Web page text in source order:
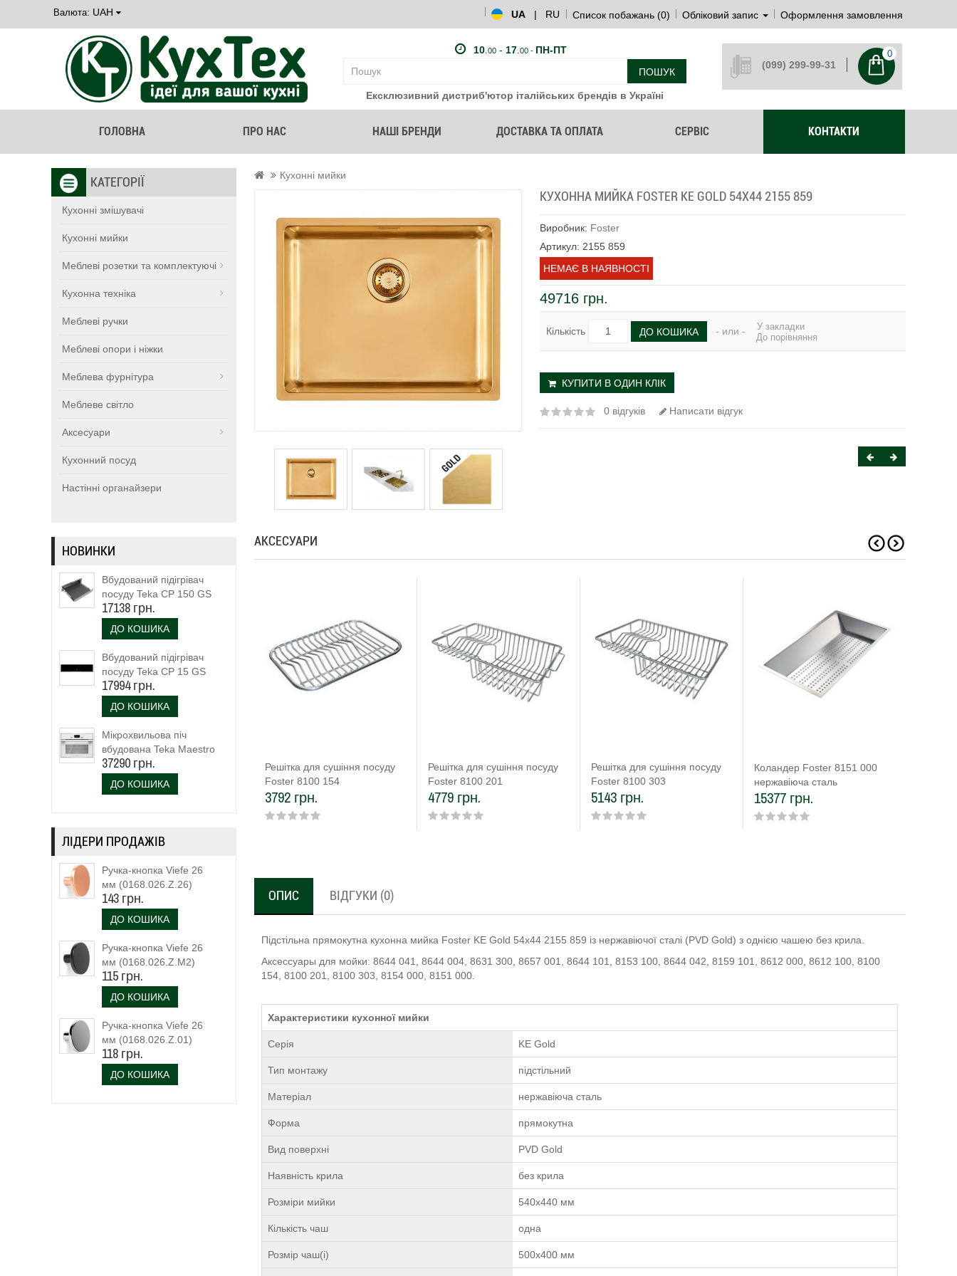
Валюта: UAH UA | RU Список побажань (0) Обліковий запис Оформлення замовлення
10. 00- 17. 00 - ПН-ПТ
ПОШУК
Ексклюзивний дистриб'ютор італійських брендів в Україні
(099) 299-99-31
0
ГОЛОВНА ПРО НАС НАШІ БРЕНДИ ДОСТАВКА ТА ОПЛАТА СЕРВІС КОНТАКТИ
КАТЕГОРІЇ
Кухонні змішувачі
Кухонні мийки
Меблеві розетки та комплектуючі
Кухонна техніка
Меблеві ручки
Меблеві опори і ніжки
Меблева фурнітура
Меблеве світло
Аксесуари
Кухонний посуд
Настінні органайзери
НОВИНКИ
Вбудований підігрівач
посуду Teka CP 150 GS
(111600003)
17138 грн.
ДО КОШИКА
Вбудований підігрівач
посуду Teka CP 15 GS
(40589920)
17994 грн.
ДО КОШИКА
Мікрохвильова піч
вбудована Teka Maestro
MLC 844 (111160023)
біле скло
37290 грн.
ДО КОШИКА
ЛІДЕРИ ПРОДАЖІВ
Ручка-кнопка Viefe 26
мм (0168.026.Z.26)
143 грн.
ДО КОШИКА
Ручка-кнопка Viefe 26
мм (0168.026.Z.M2)
чорний матовий
115 грн.
ДО КОШИКА
Ручка-кнопка Viefe 26
мм (0168.026.Z.01)
118 грн.
ДО КОШИКА
Кухонні мийки
КУХОННА МИЙКА FOSTER KE GOLD 54Х44 2155 859
Виробник: Foster
Артикул: 2155 859
НЕМАЄ В НАЯВНОСТІ
49716 грн.
Кількість ДО КОШИКА - или -
У закладки
До порівняння
КУПИТИ В ОДИН КЛІК
0 відгуків Написати відгук
АКСЕСУАРИ
Решітка для сушіння посуду
Foster 8100 154
3792 грн.
Решітка для сушіння посуду
Foster 8100 201
4779 грн.
Решітка для сушіння посуду
Foster 8100 303
5143 грн.
Коландер Foster 8151 000
нержавіюча сталь
15377 грн.
ОПИС ВІДГУКИ (0)
Підстільна прямокутна кухонна мийка Foster KE Gold 54х44 2155 859 із нержавіючої сталі (PVD Gold) з однією чашею без крила.
Аксессуары для мойки: 8644 041, 8644 004, 8631 300, 8657 001, 8644 101, 8153 100, 8644 042, 8159 101, 8612 000, 8612 100, 8100
154, 8100 201, 8100 303, 8154 000, 8151 000.
Характеристики кухонної мийки
Серія KE Gold
Тип монтажу підстільний
Матеріал нержавіюча сталь
Форма прямокутна
Вид поверхні PVD Gold
Наявність крила без крила
Розміри мийки 540x440 мм
Кількість чаш одна
Розмір чаш(і) 500х400 мм